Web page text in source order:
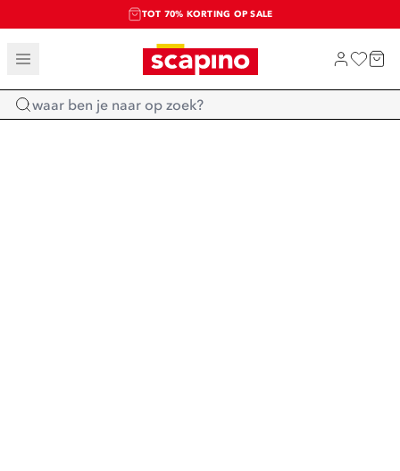
TOT 70% KORTING OP SALE
SALE: LAATSTE KANS!
SHOP NIEUW
Home